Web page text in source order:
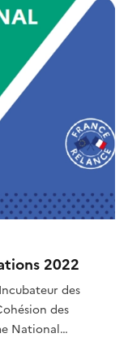
2022
des
des
National